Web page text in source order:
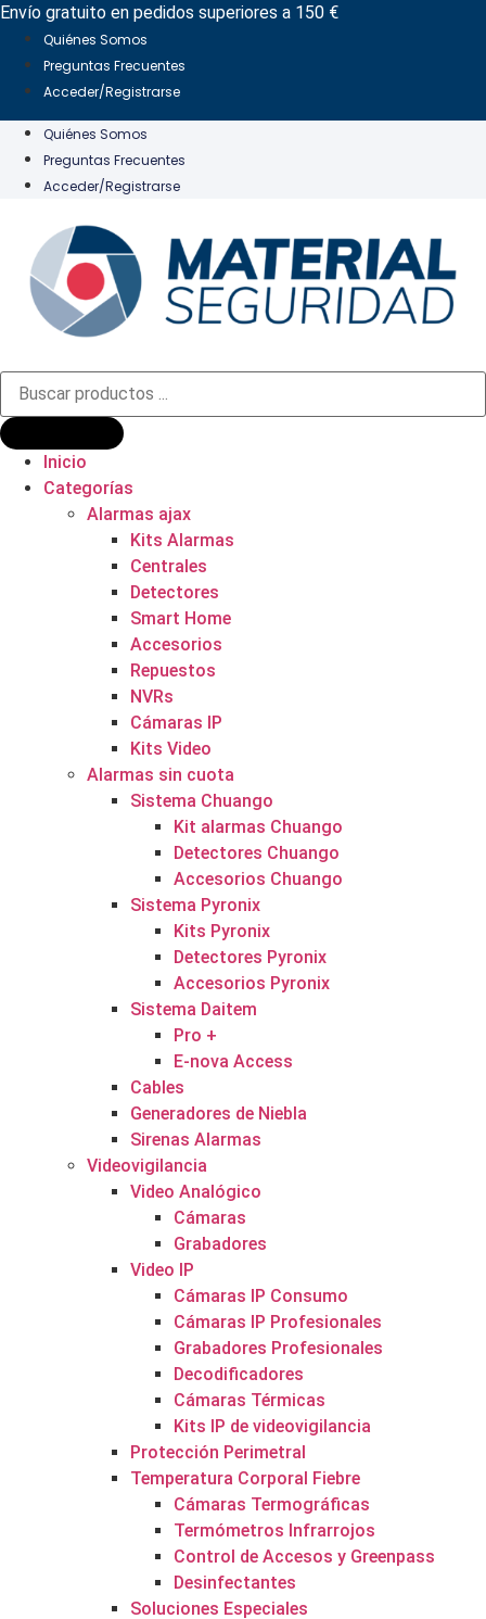
Ir
contenido
Envío gratuito en pedidos superiores a 150 €
Quiénes Somos
Preguntas Frecuentes
Acceder/Registrarse
Quiénes Somos
Preguntas Frecuentes
Acceder/Registrarse
Búsqueda
productos
Inicio
Categorías
Alarmas ajax
Kits Alarmas
Centrales
Detectores
Smart Home
Accesorios
Repuestos
NVRs
Cámaras IP
Kits Video
Alarmas sin cuota
Sistema Chuango
Kit alarmas Chuango
Detectores Chuango
Accesorios Chuango
Sistema Pyronix
Kits Pyronix
Detectores Pyronix
Accesorios Pyronix
Sistema Daitem
Pro +
E-nova Access
Cables
Generadores de Niebla
Sirenas Alarmas
Videovigilancia
Video Analógico
Cámaras
Grabadores
Video IP
Cámaras IP Consumo
Cámaras IP Profesionales
Grabadores Profesionales
Decodificadores
Cámaras Térmicas
Kits IP de videovigilancia
Protección Perimetral
Temperatura Corporal Fiebre
Cámaras Termográficas
Termómetros Infrarrojos
Control de Accesos y Greenpass
Desinfectantes
Soluciones Especiales